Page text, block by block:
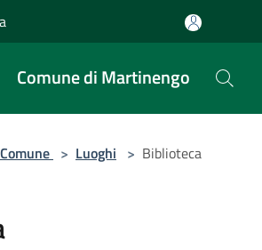
Comune di Martinengo
> Luoghi > Biblioteca